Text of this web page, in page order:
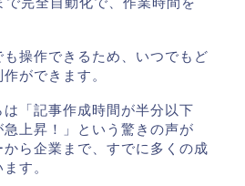
も操作できるため、いつでもど
ができます。
「記事作成時間が半分以下
上昇！」という驚きの声が
ら企業まで、すでに多くの成
す。